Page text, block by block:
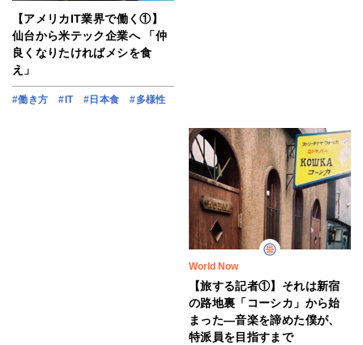
【アメリカIT業界で働く①】
仙台から米テック企業へ 「仲
良くなりたければメシを食
え」
#働き方 #IT #日本食 #多様性
World Now
【旅する記者①】それは新宿
の路地裏「コーシカ」から始
まった―音楽を諦めた僕が、
特派員を目指すまで